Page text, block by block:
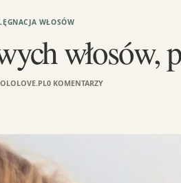
WŁOSÓW
włosów,
0 KOMENTARZY